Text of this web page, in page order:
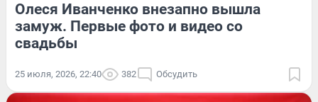
Олеся Иванченко внезапно вышла
замуж. Первые фото и видео со
свадьбы
25 июля, 2026, 22:40 382 Обсудить